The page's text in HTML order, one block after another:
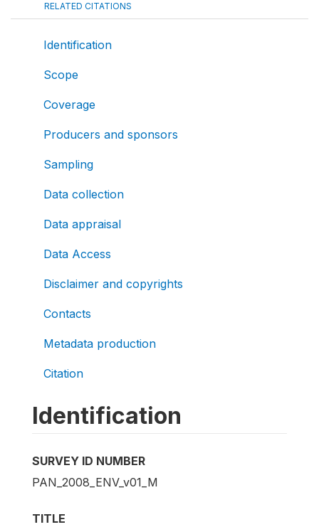
RELATED CITATIONS
Identification
Scope
Coverage
Producers and sponsors
Sampling
Data collection
Data appraisal
Data Access
Disclaimer and copyrights
Contacts
Metadata production
Citation
Identification
SURVEY ID NUMBER
PAN_2008_ENV_v01_M
TITLE